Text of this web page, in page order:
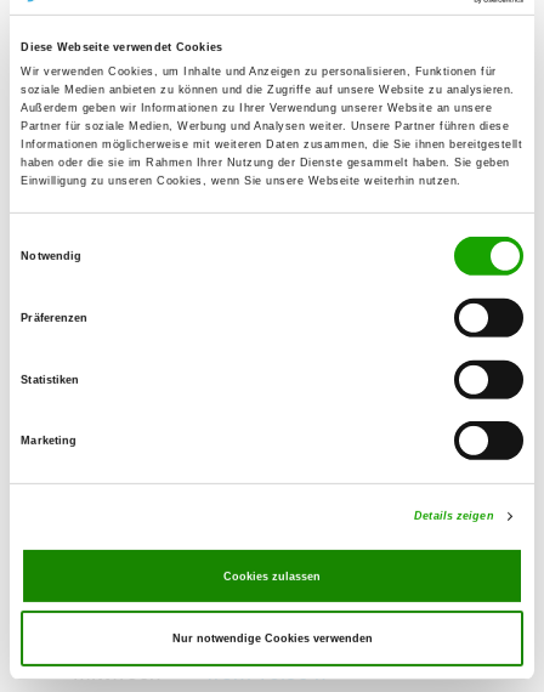
Diese Webseite verwendet Cookies
Wir verwenden Cookies, um Inhalte und Anzeigen zu personalisieren, Funktionen für
soziale Medien anbieten zu können und die Zugriffe auf unsere Website zu analysieren.
Außerdem geben wir Informationen zu Ihrer Verwendung unserer Website an unsere
Partner für soziale Medien, Werbung und Analysen weiter. Unsere Partner führen diese
Informationen möglicherweise mit weiteren Daten zusammen, die Sie ihnen bereitgestellt
haben oder die sie im Rahmen Ihrer Nutzung der Dienste gesammelt haben. Sie geben
Einwilligung zu unseren Cookies, wenn Sie unsere Webseite weiterhin nutzen.
Notwendig
Präferenzen
Statistiken
Marketing
Details zeigen
Cookies zulassen
Nur notwendige Cookies verwenden
Numero di telefono:
07051 20878
E-Mail:
guenroland@t-online.de
Faehrte, Unterordnung, Schutzdienst,
Mittwoch
Freitag from 18:00 h
Übungszeiten im Winter:
Mittwoch from 16:30 h